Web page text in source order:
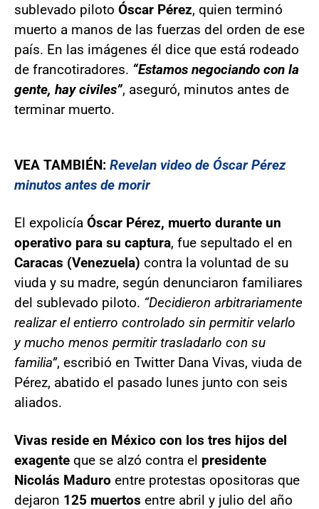
sublevado piloto Óscar Pérez, quien terminó
muerto a manos de las fuerzas del orden de ese
país. En las imágenes él dice que está rodeado
de francotiradores. “Estamos negociando con la
gente, hay civiles”, aseguró, minutos antes de
terminar muerto.
VEA TAMBIÉN: Revelan video de Óscar Pérez
minutos antes de morir
El expolicía Óscar Pérez, muerto durante un
operativo para su captura, fue sepultado el en
Caracas (Venezuela) contra la voluntad de su
viuda y su madre, según denunciaron familiares
del sublevado piloto. “Decidieron arbitrariamente
realizar el entierro controlado sin permitir velarlo
y mucho menos permitir trasladarlo con su
familia”, escribió en Twitter Dana Vivas, viuda de
Pérez, abatido el pasado lunes junto con seis
aliados.
Vivas reside en México con los tres hijos del
exagente que se alzó contra el presidente
Nicolás Maduro entre protestas opositoras que
dejaron 125 muertos entre abril y julio del año